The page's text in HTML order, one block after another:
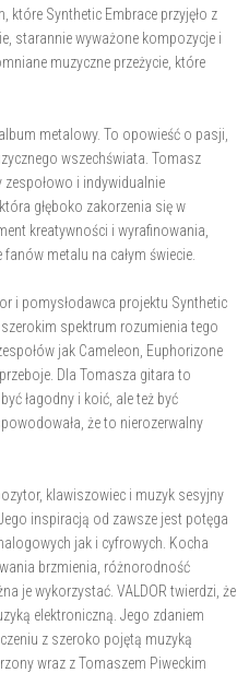
które Synthetic Embrace przyjęło z
starannie wyważone kompozycje i
muzyczne przeżycie, które
metalowy. To opowieść o pasji,
wszechświata. Tomasz
i indywidualnie
głęboko zakorzenia się w
kreatywności i wyrafinowania,
metalu na całym świecie.
i pomysłodawca projektu Synthetic
spektrum rozumienia tego
jak Cameleon, Euphorizone
Dla Tomasza gitara to
łagodny i koić, ale też być
że to nierozerwalny
klawiszowiec i muzyk sesyjny
inspiracją od zawsze jest potęga
jak i cyfrowych. Kocha
brzmienia, różnorodność
je wykorzystać. VALDOR twierdzi, że
elektroniczną. Jego zdaniem
z szeroko pojętą muzyką
wraz z Tomaszem Piweckim